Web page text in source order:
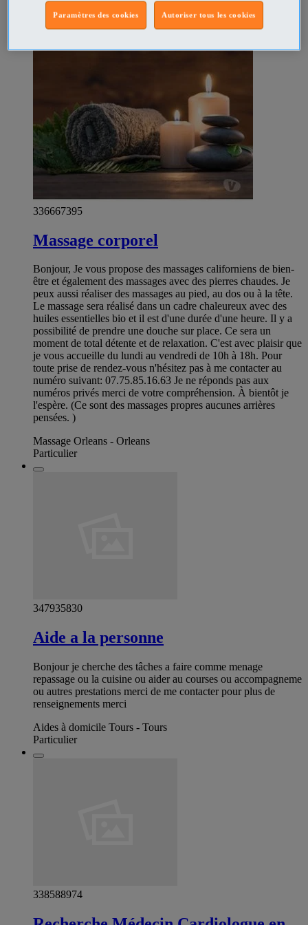
336667395
Massage corporel
Bonjour, Je vous propose des massages californiens de bien-
être et également des massages avec des pierres chaudes. Je
peux aussi réaliser des massages au pied, au dos ou à la tête.
Le massage sera réalisé dans un cadre chaleureux avec des
huiles essentielles bio et il est d'une durée d'une heure. Il y a
possibilité de prendre une douche sur place. Ce sera un
moment de total détente et de relaxation. C'est avec plaisir que
je vous accueille du lundi au vendredi de 10h à 18h. Pour
toute prise de rendez-vous n'hésitez pas à me contacter au
numéro suivant: 07.75.85.16.63 Je ne réponds pas aux
numéros privés merci de votre compréhension. À bientôt je
l'espère. (Ce sont des massages propres aucunes arrières
pensées. )
Massage Orleans - Orleans
Particulier
347935830
Aide a la personne
Bonjour je cherche des tâches a faire comme menage
repassage ou la cuisine ou aider au courses ou accompagneme
ou autres prestations merci de me contacter pour plus de
renseignements merci
Aides à domicile Tours - Tours
Particulier
338588974
Autoriser tous les cookies
Paramètres des cookies